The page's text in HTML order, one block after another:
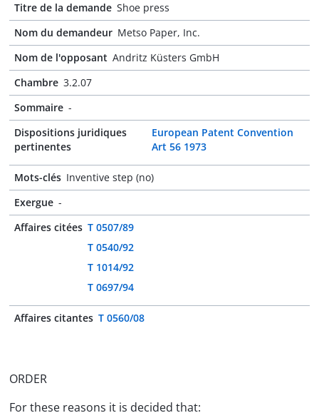
Titre de la demande Shoe press
Nom du demandeur Metso Paper, Inc.
Nom de l'opposant Andritz Küsters GmbH
Chambre 3.2.07
Sommaire -
Dispositions juridiques
pertinentes
European Patent Convention
Art 56 1973
Mots-clés Inventive step (no)
Exergue -
Affaires citées T 0507/89
T 0540/92
T 1014/92
T 0697/94
Affaires citantes T 0560/08
ORDER
For these reasons it is decided that: